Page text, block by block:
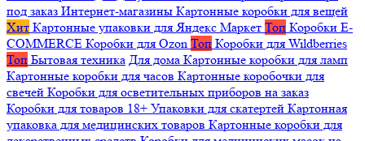
под заказ Интернет-магазины Картонные коробки для вещей
Хит Картонные упаковки для Яндекс Маркет Топ Коробки E-
COMMERCE Коробки для Ozon Топ Коробки для Wildberries
Топ Бытовая техника Для дома Картонные коробки для ламп
Картонные коробки для часов Картонные коробочки для
свечей Коробки для осветительных приборов на заказ
Коробки для товаров 18+ Упаковки для скатертей Картонная
упаковка для медицинских товаров Картонные коробки для